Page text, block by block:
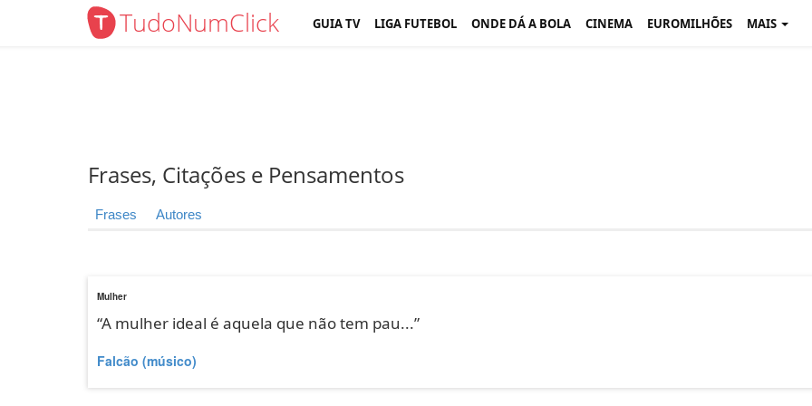
TudoNumClick GUIA TV LIGA FUTEBOL ONDE DÁ A BOLA CINEMA EUROMILHÕES MAIS
Frases, Citações e Pensamentos
Frases Autores
Mulher
“A mulher ideal é aquela que não tem pau...”
Falcão (músico)